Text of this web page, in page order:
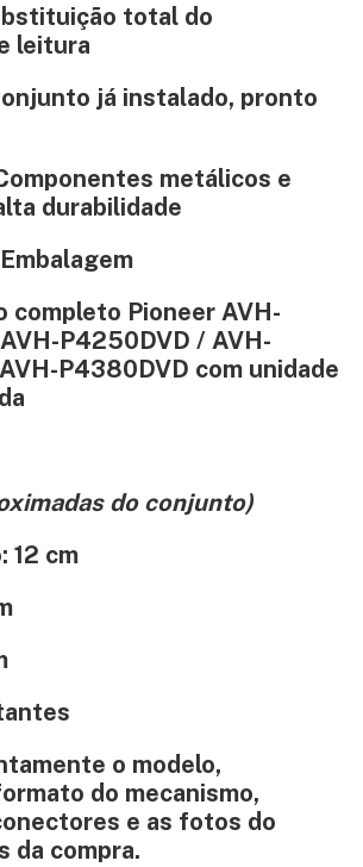
total do
leitura
já instalado, pronto
metálicos e
durabilidade
completo Pioneer AVH-
P4250DVD / AVH-
P4380DVD com unidade
do conjunto)
12 cm
o modelo,
do mecanismo,
e as fotos do
da compra.